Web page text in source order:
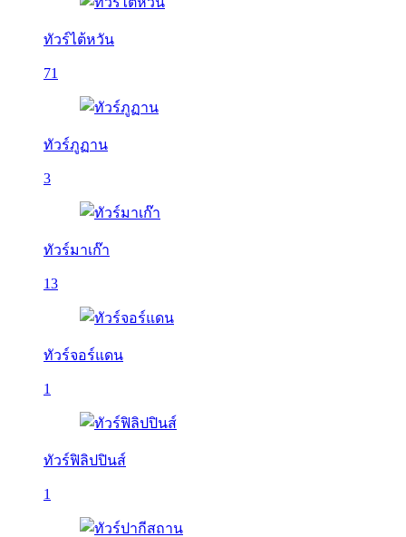
ทัวร์ไต้หวัน
71
ทัวร์ภูฏาน
3
ทัวร์มาเก๊า
13
ทัวร์จอร์แดน
1
ทัวร์ฟิลิปปินส์
1